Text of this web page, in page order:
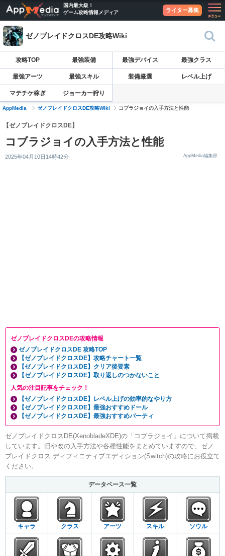
国内最大級！
ゲーム攻略情報メディア
ライター募集
ゼノブレイドクロスDE攻略Wiki
攻略TOP 最強装備 最強デバイス 最強クラス
最強アーツ 最強スキル 装備厳選 レベル上げ
マテチケ稼ぎ ジョーカー狩り
AppMedia ゼノブレイドクロスDE攻略Wiki コブラジョイの入手方法と性能
【ゼノブレイドクロスDE】
コブラジョイの入手方法と性能
2025年04月10日14時42分 AppMedia編集部
ゼノブレイドクロスDEの攻略情報
ゼノブレイドクロスDE 攻略TOP
【ゼノブレイドクロスDE】攻略チャート一覧
【ゼノブレイドクロスDE】クリア後要素
【ゼノブレイドクロスDE】取り返しのつかないこと
人気の注目記事をチェック！
【ゼノブレイドクロスDE】レベル上げの効率的なやり方
【ゼノブレイドクロスDE】最強おすすめドール
【ゼノブレイドクロスDE】最強おすすめパーティ
ゼノブレイドクロスDE(XenobladeXDE)の「コブラジョイ」について掲載
しています。旧や改の入手方法や各種性能をまとめていますので、ゼノ
ブレイドクロス ディフィニティブエディション(Switch)の攻略にお役立て
ください。
データベース一覧
キャラ クラス アーツ スキル ソウル